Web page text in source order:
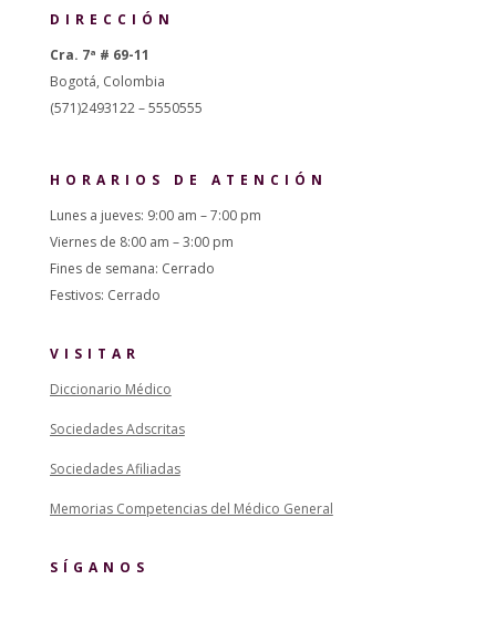
DIRECCIÓN
Cra. 7ª # 69-11
Bogotá, Colombia
(571)2493122 – 5550555
HORARIOS DE ATENCIÓN
Lunes a jueves: 9:00 am – 7:00 pm
Viernes de 8:00 am – 3:00 pm
Fines de semana: Cerrado
Festivos: Cerrado
VISITAR
Diccionario Médico
Sociedades Adscritas
Sociedades Afiliadas
Memorias Competencias del Médico General
SÍGANOS